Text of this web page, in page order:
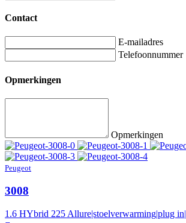
Contact
E-mailadres
Telefoonnummer
Opmerkingen
Opmerkingen
Peugeot
3008
1.6 HYbrid 225 Allure|stoelverwarming|plug in|